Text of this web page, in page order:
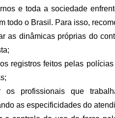
e toda a sociedade
todo o Brasil. Para isso,
as dinâmicas próprias do
registros feitos pelas
os profissionais que
as especificidades do